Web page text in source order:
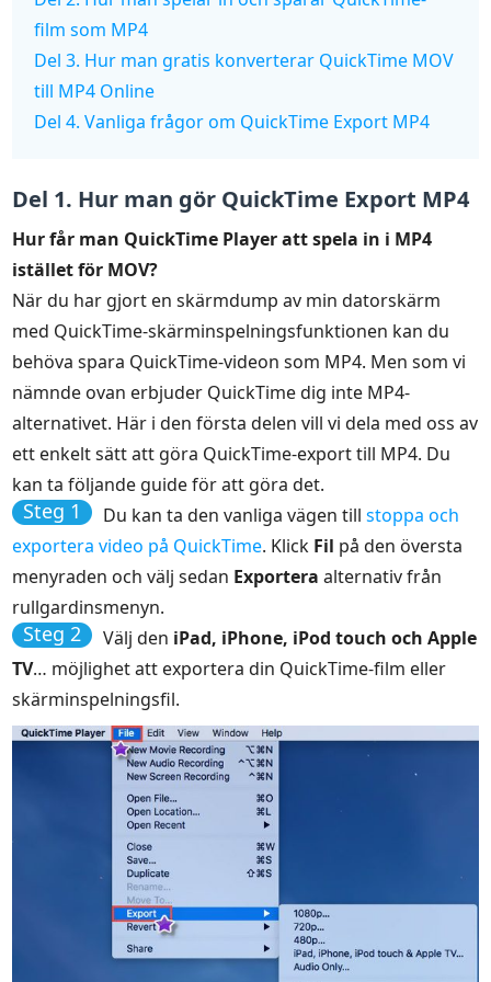
film som MP4
Del 3. Hur man gratis konverterar QuickTime MOV
till MP4 Online
Del 4. Vanliga frågor om QuickTime Export MP4
Del 1. Hur man gör QuickTime Export MP4
Hur får man QuickTime Player att spela in i MP4
istället för MOV?
När du har gjort en skärmdump av min datorskärm
med QuickTime-skärminspelningsfunktionen kan du
behöva spara QuickTime-videon som MP4. Men som vi
nämnde ovan erbjuder QuickTime dig inte MP4-
alternativet. Här i den första delen vill vi dela med oss av
ett enkelt sätt att göra QuickTime-export till MP4. Du
kan ta följande guide för att göra det.
Steg 1 Du kan ta den vanliga vägen tillstoppa och
exportera video på QuickTime. Klick Fil på den översta
menyraden och välj sedan Exportera alternativ från
rullgardinsmenyn.
Steg 2 Välj den iPad, iPhone, iPod touch och Apple
TV… möjlighet att exportera din QuickTime-film eller
skärminspelningsfil.